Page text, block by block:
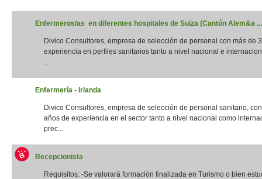
Enfermeros/as en diferentes hospitales de Suiza (Cantón Alem&a ...
Divico Consultores, empresa de selección de personal con más de
experiencia en perfiles sanitarios tanto a nivel nacional e
...
Enfermería - Irlanda
Divico Consultores, empresa de selección de personal sanitario,
años de experiencia en el sector tanto a nivel nacional como
prec...
Recepcionista
Requisitos: -Se valorará formación finalizada en Turismo o bien